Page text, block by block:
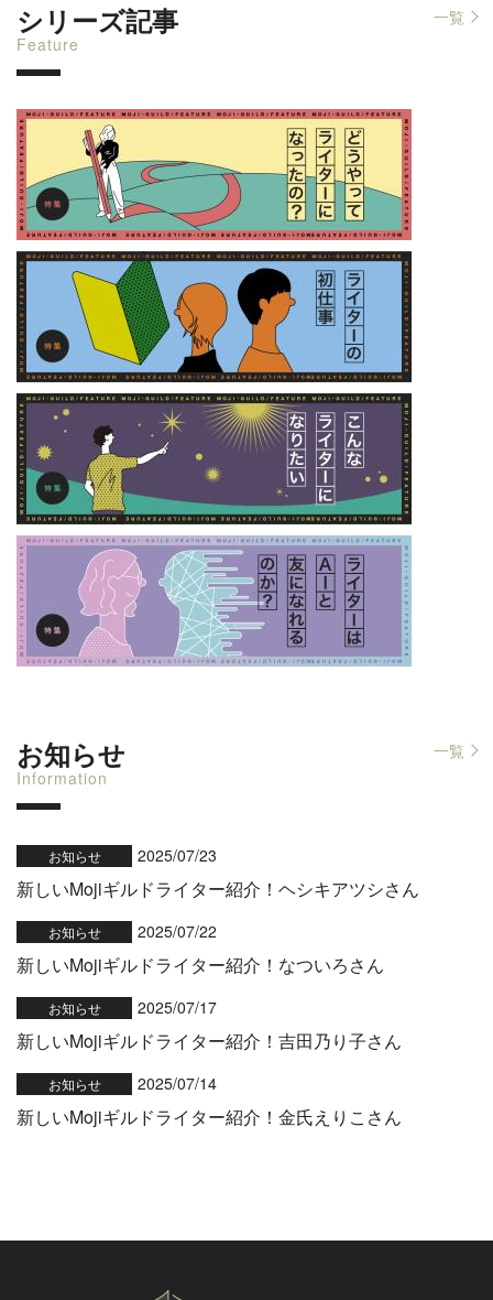
シリーズ記事
Feature
一覧
お知らせ
Information
一覧
お知らせ 2025/07/23
新しいMojiギルドライター紹介！ヘシキアツシさん
お知らせ 2025/07/22
新しいMojiギルドライター紹介！なついろさん
お知らせ 2025/07/17
新しいMojiギルドライター紹介！吉田乃り子さん
お知らせ 2025/07/14
新しいMojiギルドライター紹介！金氏えりこさん